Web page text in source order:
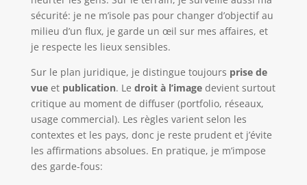
sécurité: je ne m’isole pas pour changer d’objectif au
milieu d’un flux, je garde un œil sur mes affaires, et
je respecte les lieux sensibles.
Sur le plan juridique, je distingue toujours prise de
vueet publication. Le droit à l’imagedevient surtout
critique au moment de diffuser (portfolio, réseaux,
usage commercial). Les règles varient selon les
contextes et les pays, donc je reste prudent et j’évite
les affirmations absolues. En pratique, je m’impose
des garde-fous: